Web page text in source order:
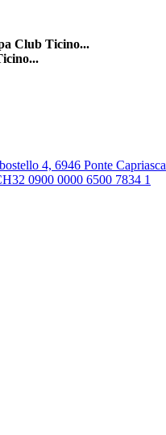
Club Ticino...
4, 6946 Ponte Capriasca
0900 0000 6500 7834 1